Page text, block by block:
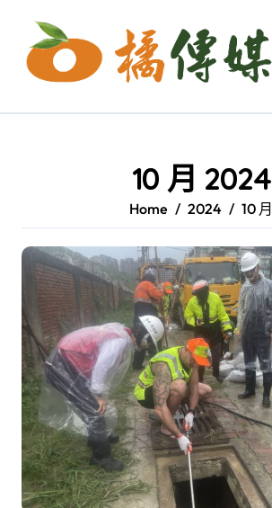
content
10 月 2024
Home 2024 10 月